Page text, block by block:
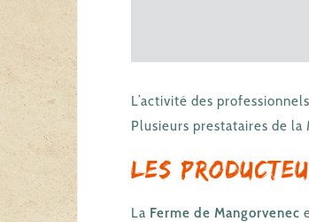
L’activité des
Plusieurs prestataires de
Les
La Ferme de Mangorvenec